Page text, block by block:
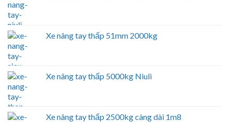
Xe nâng tay thấp 51mm 2000kg
Xe nâng tay thấp 5000kg Niuli
Xe nâng tay thấp 2500kg càng dài 1m8